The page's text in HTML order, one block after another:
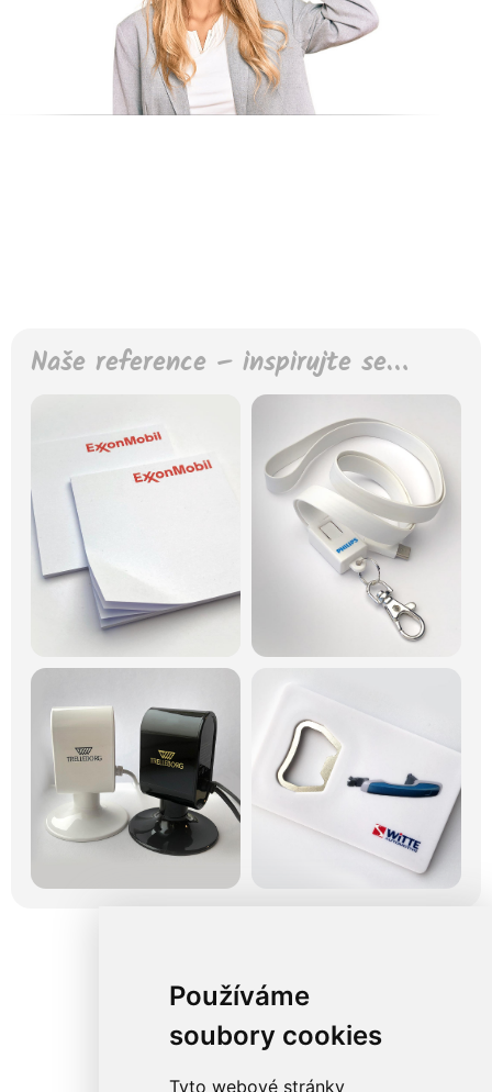
Používáme
soubory cookies
Tyto webové stránky
Naše reference – inspirujte se…